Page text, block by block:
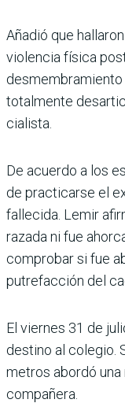
Añadió que
violencia física
totalmente
cialista.
De acuerdo a los
de practicarse el
fallecida. Lemir
razada ni fue
compro­bar si fue
putrefacción del
El viernes 31 de
destino al colegio.
metros abordó
compañera.